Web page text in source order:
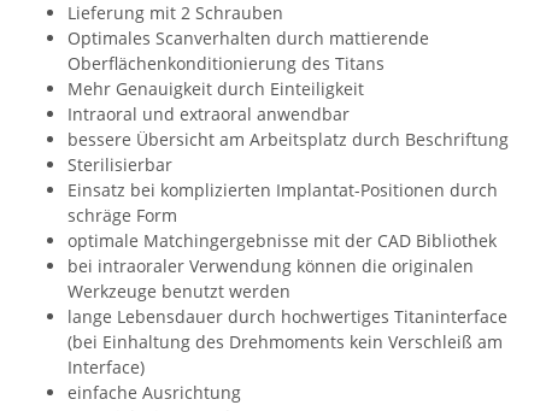
Lieferung mit 2 Schrauben
Optimales Scanverhalten durch mattierende
Oberflächenkonditionierung des Titans
Mehr Genauigkeit durch Einteiligkeit
Intraoral und extraoral anwendbar
bessere Übersicht am Arbeitsplatz durch Beschriftung
Sterilisierbar
Einsatz bei komplizierten Implantat-Positionen durch
schräge Form
optimale Matchingergebnisse mit der CAD Bibliothek
bei intraoraler Verwendung können die originalen
Werkzeuge benutzt werden
lange Lebensdauer durch hochwertiges Titaninterface
(bei Einhaltung des Drehmoments kein Verschleiß am
Interface)
einfache Ausrichtung